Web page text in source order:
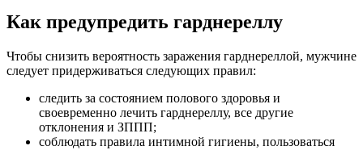
Как предупредить гарднереллу
Чтобы снизить вероятность заражения гарднереллой, мужчине
следует придерживаться следующих правил:
следить за состоянием полового здоровья и
своевременно лечить гарднереллу, все другие
отклонения и ЗППП;
соблюдать правила интимной гигиены, пользоваться